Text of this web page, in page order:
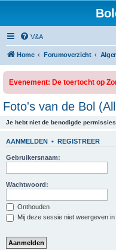
V&A
Home Forumoverzicht
Evenement: De toertocht op
Foto's van de Bol
Je hebt niet de benodigde
AANMELDEN • REGISTREER
Gebruikersnaam:
Wachtwoord:
Onthouden
Mij deze sessie niet weergeven